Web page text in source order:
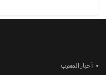
أخبار المغرب